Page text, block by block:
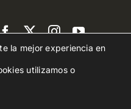
la mejor experiencia en
utilizamos o